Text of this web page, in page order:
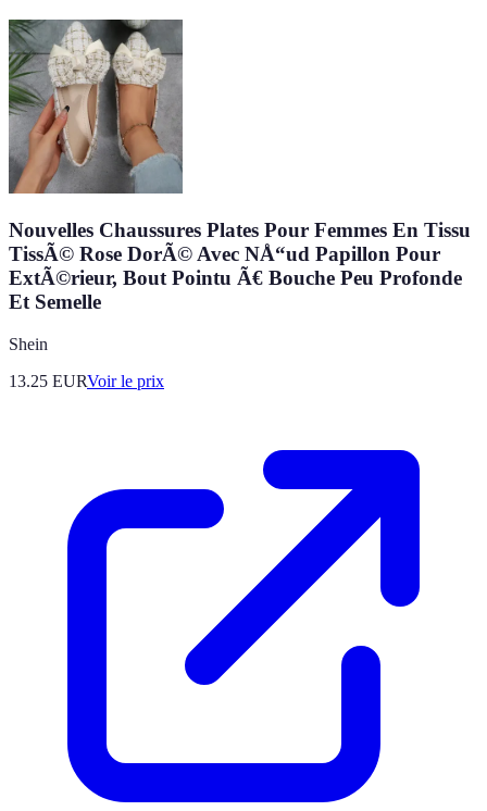
Nouvelles Chaussures Plates Pour Femmes En Tissu
TissÃ© Rose DorÃ© Avec NÅ“ud Papillon Pour
ExtÃ©rieur, Bout Pointu Ã€ Bouche Peu Profonde
Et Semelle
Shein
13.25 EURVoir le prix